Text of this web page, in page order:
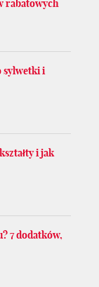
rabatowych
sylwetki i
i jak
7 dodatków,